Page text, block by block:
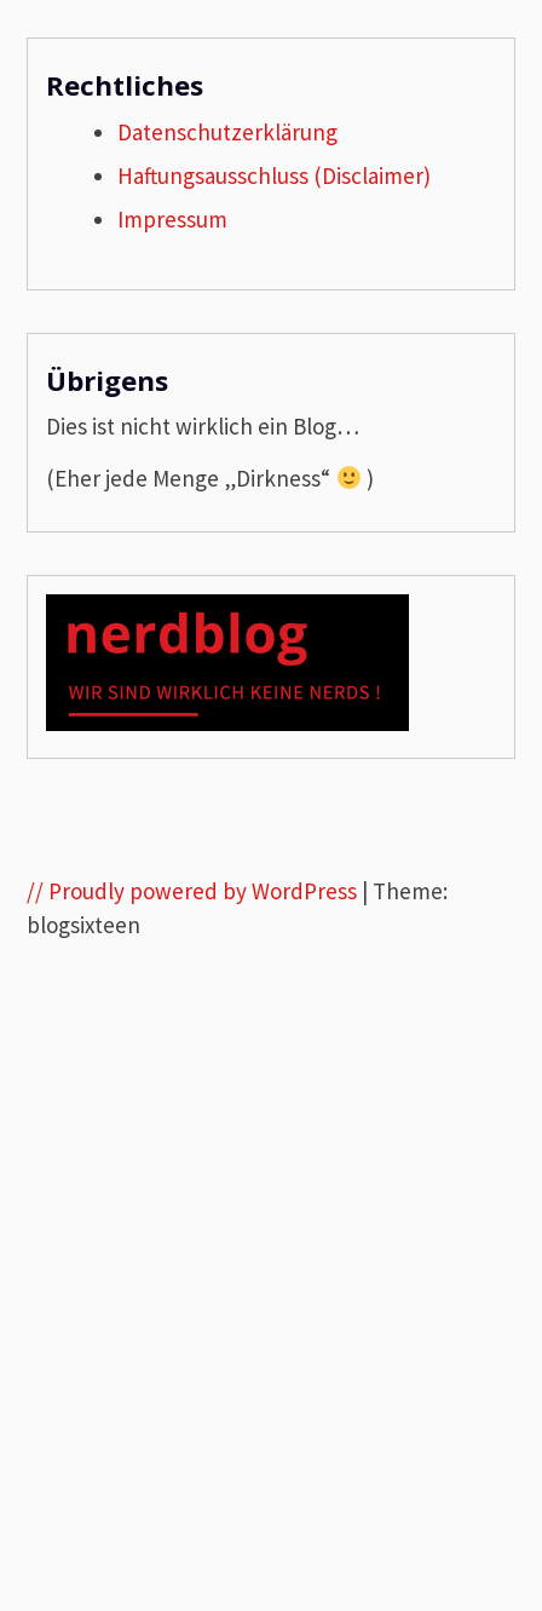
Rechtliches
Datenschutzerklärung
Haftungsausschluss (Disclaimer)
Impressum
Übrigens
Dies ist nicht wirklich ein Blog…
(Eher jede Menge „Dirkness“
)
// Proudly powered by WordPress | Theme:
blogsixteen